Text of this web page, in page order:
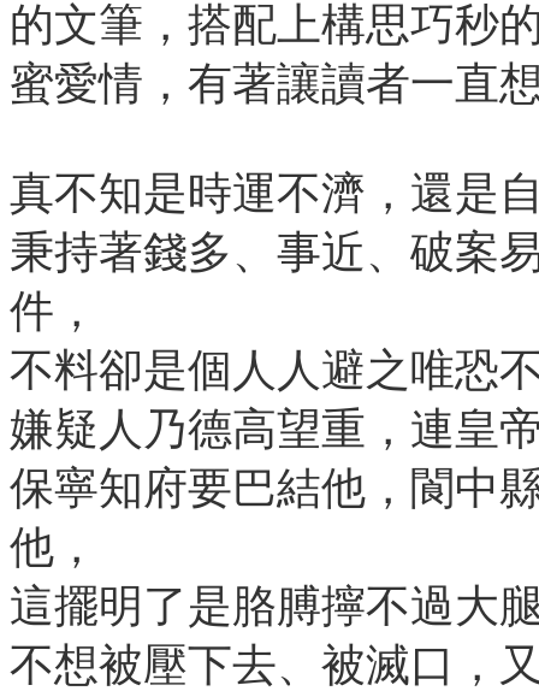
的文筆，搭配上構思巧秒
蜜愛情，有著讓讀者一直
真不知是時運不濟，還是
秉持著錢多、事近、破案
件，
不料卻是個人人避之唯恐
嫌疑人乃德高望重，連皇
保寧知府要巴結他，閬中
他，
這擺明了是胳膊擰不過大
不想被壓下去、被滅口，